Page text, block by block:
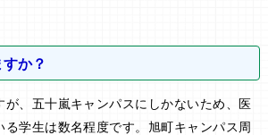
か？
が、五十嵐キャンパスにしかないため、医
る学生は数名程度です。旭町キャンパス周